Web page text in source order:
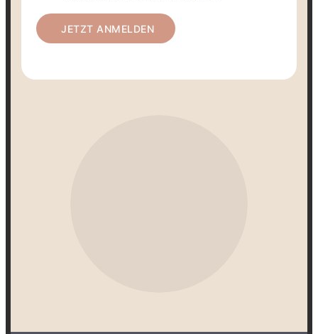
JETZT ANMELDEN